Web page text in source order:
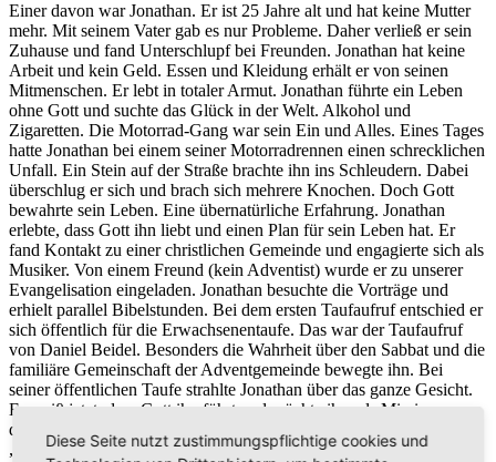
Einer davon war Jonathan. Er ist 25 Jahre alt und hat keine Mutter
mehr. Mit seinem Vater gab es nur Probleme. Daher verließ er sein
Zuhause und fand Unterschlupf bei Freunden. Jonathan hat keine
Arbeit und kein Geld. Essen und Kleidung erhält er von seinen
Mitmenschen. Er lebt in totaler Armut. Jonathan führte ein Leben
ohne Gott und suchte das Glück in der Welt. Alkohol und
Zigaretten. Die Motorrad-Gang war sein Ein und Alles. Eines Tages
hatte Jonathan bei einem seiner Motorradrennen einen schrecklichen
Unfall. Ein Stein auf der Straße brachte ihn ins Schleudern. Dabei
überschlug er sich und brach sich mehrere Knochen. Doch Gott
bewahrte sein Leben. Eine übernatürliche Erfahrung. Jonathan
erlebte, dass Gott ihn liebt und einen Plan für sein Leben hat. Er
fand Kontakt zu einer christlichen Gemeinde und engagierte sich als
Musiker. Von einem Freund (kein Adventist) wurde er zu unserer
Evangelisation eingeladen. Jonathan besuchte die Vorträge und
erhielt parallel Bibelstunden. Bei dem ersten Taufaufruf entschied er
sich öffentlich für die Erwachsenentaufe. Das war der Taufaufruf
von Daniel Beidel. Besonders die Wahrheit über den Sabbat und die
familiäre Gemeinschaft der Adventgemeinde bewegte ihn. Bei
seiner öffentlichen Taufe strahlte Jonathan über das ganze Gesicht.
Er weiß jetzt, dass Gott ihn führt und möchte ihm als Missionar
dienen. Bald schon wird er eine Missionsschule besuchen und sagt:
„Es lohnt sich, Gott ganz zu vertrauen!“
Diese Seite nutzt zustimmungspflichtige cookies und